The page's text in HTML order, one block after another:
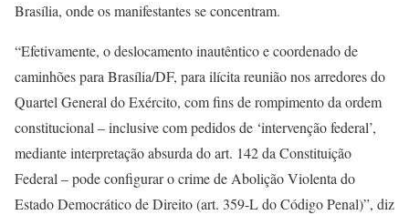
Brasília, onde os manifestantes se concentram.
“Efetivamente, o deslocamento inautêntico e coordenado de
caminhões para Brasília/DF, para ilícita reunião nos arredores do
Quartel General do Exército, com fins de rompimento da ordem
constitucional – inclusive com pedidos de ‘intervenção federal’,
mediante interpretação absurda do art. 142 da Constituição
Federal – pode configurar o crime de Abolição Violenta do
Estado Democrático de Direito (art. 359-L do Código Penal)”, diz